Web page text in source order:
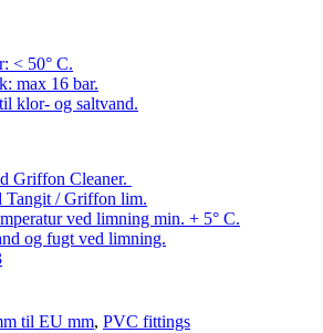
< 50° C.
max 16 bar.
klor- og saltvand.
Griffon Cleaner.
Tangit / Griffon lim.
ved limning min. + 5° C.
og fugt ved limning.
til EU mm, PVC fittings